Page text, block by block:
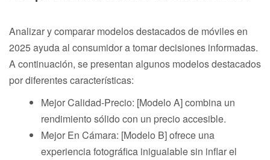
Analizar y comparar modelos destacados de móviles en
2025 ayuda al consumidor a tomar decisiones informadas.
A continuación, se presentan algunos modelos destacados
por diferentes características:
Mejor Calidad-Precio: [Modelo A] combina un
rendimiento sólido con un precio accesible.
Mejor En Cámara: [Modelo B] ofrece una
experiencia fotográfica inigualable sin inflar el